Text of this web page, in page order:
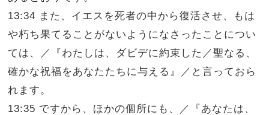
13:34 また、イエスを死者の中から復活させ、もは
や朽ち果てることがないようになさったことについ
ては、／『わたしは、ダビデに約束した／聖なる、
確かな祝福をあなたたちに与える』／と言っておら
れます。
13:35 ですから、ほかの個所にも、／『あなたは、